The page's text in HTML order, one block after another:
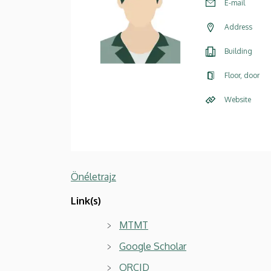
E-mail
Address
Building
Floor, door
Website
Önéletrajz
Link(s)
MTMT
Google Scholar
ORCID